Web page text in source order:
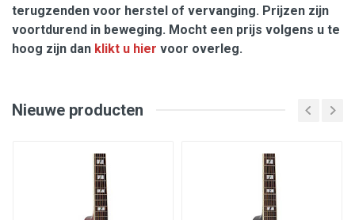
terugzenden voor herstel of vervanging. Prijzen zijn
voortdurend in beweging. Mocht een prijs volgens u te
hoog zijn dan klikt u hier voor overleg.
Nieuwe producten